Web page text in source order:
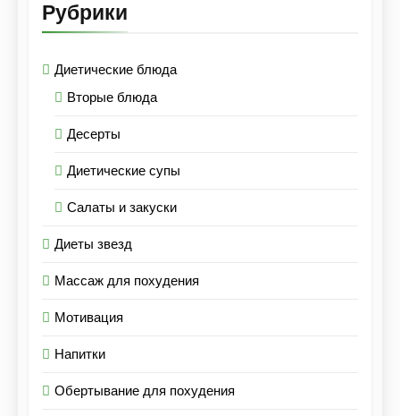
Рубрики
Диетические блюда
Вторые блюда
Десерты
Диетические супы
Салаты и закуски
Диеты звезд
Массаж для похудения
Мотивация
Напитки
Обертывание для похудения